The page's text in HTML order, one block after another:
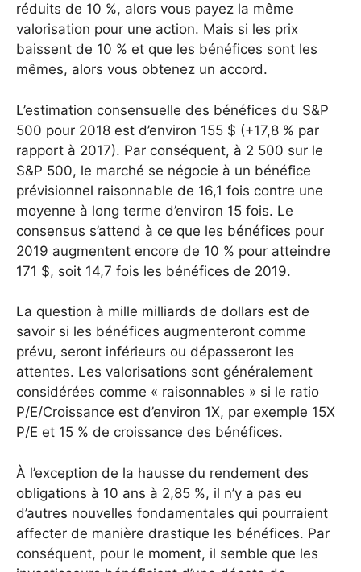
réduits de 10 %, alors vous payez la même
valorisation pour une action. Mais si les prix
baissent de 10 % et que les bénéfices sont les
mêmes, alors vous obtenez un accord.
L’estimation consensuelle des bénéfices du S&P
500 pour 2018 est d’environ 155 $ (+17,8 % par
rapport à 2017). Par conséquent, à 2 500 sur le
S&P 500, le marché se négocie à un bénéfice
prévisionnel raisonnable de 16,1 fois contre une
moyenne à long terme d’environ 15 fois. Le
consensus s’attend à ce que les bénéfices pour
2019 augmentent encore de 10 % pour atteindre
171 $, soit 14,7 fois les bénéfices de 2019.
La question à mille milliards de dollars est de
savoir si les bénéfices augmenteront comme
prévu, seront inférieurs ou dépasseront les
attentes. Les valorisations sont généralement
considérées comme « raisonnables » si le ratio
P/E/Croissance est d’environ 1X, par exemple 15X
P/E et 15 % de croissance des bénéfices.
À l’exception de la hausse du rendement des
obligations à 10 ans à 2,85 %, il n’y a pas eu
d’autres nouvelles fondamentales qui pourraient
affecter de manière drastique les bénéfices. Par
conséquent, pour le moment, il semble que les